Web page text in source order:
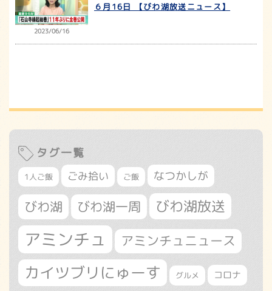
2023/06/16
６月16日 【びわ湖放送ニュース】
タグ一覧
1人ご飯 ごみ拾い ご飯 なつかしが
びわ湖 びわ湖一周 びわ湖放送
アミンチュ アミンチュニュース
カイツブリにゅーす グルメ コロナ